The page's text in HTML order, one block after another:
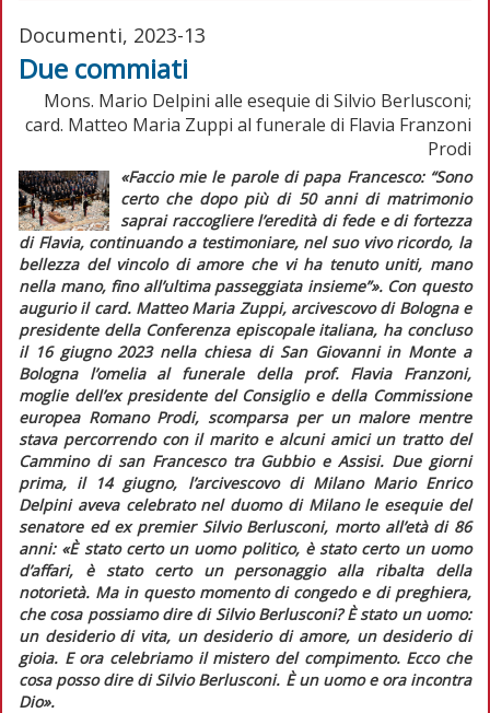
Documenti, 2023-13
Due commiati
Mons. Mario Delpini alle esequie di Silvio Berlusconi;
card. Matteo Maria Zuppi al funerale di Flavia Franzoni
Prodi
«Faccio mie le parole di papa Francesco: “Sono
certo che dopo più di 50 anni di matrimonio
saprai raccogliere l’eredità di fede e di fortezza
di Flavia, continuando a testimoniare, nel suo vivo ricordo, la
bellezza del vincolo di amore che vi ha tenuto uniti, mano
nella mano, fino all’ultima passeggiata insieme”». Con questo
augurio il card. Matteo Maria Zuppi, arcivescovo di Bologna e
presidente della Conferenza episcopale italiana, ha concluso
il 16 giugno 2023 nella chiesa di San Giovanni in Monte a
Bologna l’omelia al funerale della prof. Flavia Franzoni,
moglie dell’ex presidente del Consiglio e della Commissione
europea Romano Prodi, scomparsa per un malore mentre
stava percorrendo con il marito e alcuni amici un tratto del
Cammino di san Francesco tra Gubbio e Assisi. Due giorni
prima, il 14 giugno, l’arcivescovo di Milano Mario Enrico
Delpini aveva celebrato nel duomo di Milano le esequie del
senatore ed ex premierSilvio Berlusconi, morto all’età di 86
anni: «È stato certo un uomo politico, è stato certo un uomo
d’affari, è stato certo un personaggio alla ribalta della
notorietà. Ma in questo momento di congedo e di preghiera,
che cosa possiamo dire di Silvio Berlusconi? È stato un uomo:
un desiderio di vita, un desiderio di amore, un desiderio di
gioia. E ora celebriamo il mistero del compimento. Ecco che
cosa posso dire di Silvio Berlusconi. È un uomo e ora incontra
Dio».